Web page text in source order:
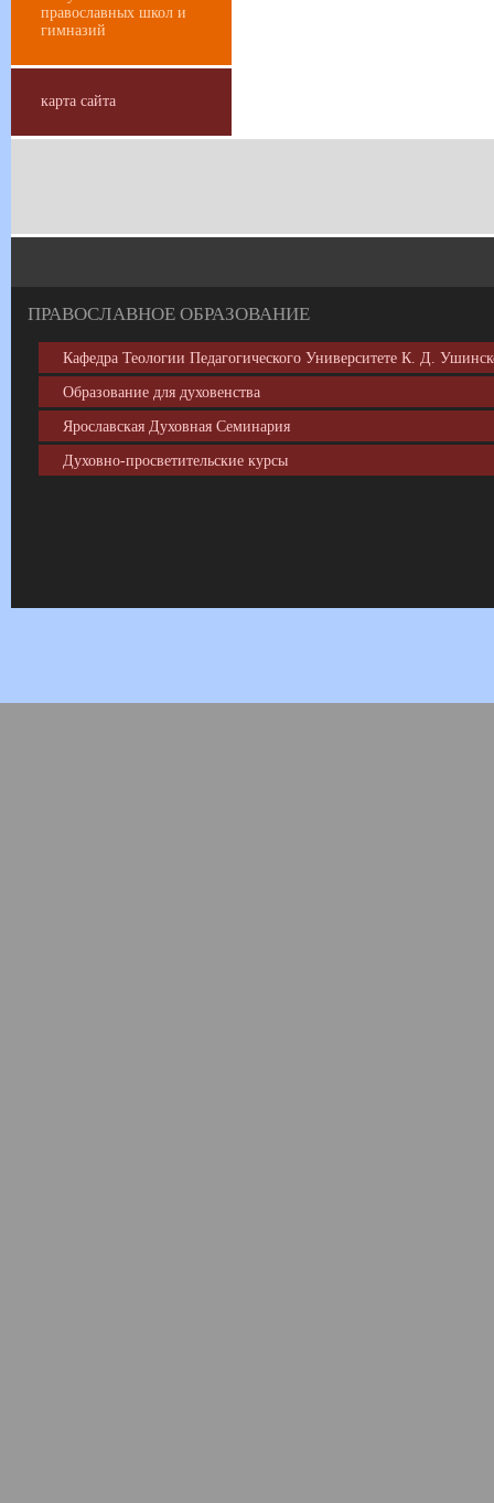
православных школ и
гимназий
карта сайта
ПРАВОСЛАВНОЕ ОБРАЗОВАНИЕ
Кафедра Теологии Педагогического Университете К. Д.
Образование для духовенства
Ярославская Духовная Семинария
Духовно-просветительские курсы